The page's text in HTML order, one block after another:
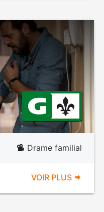
Drame familial
VOIR PLUS